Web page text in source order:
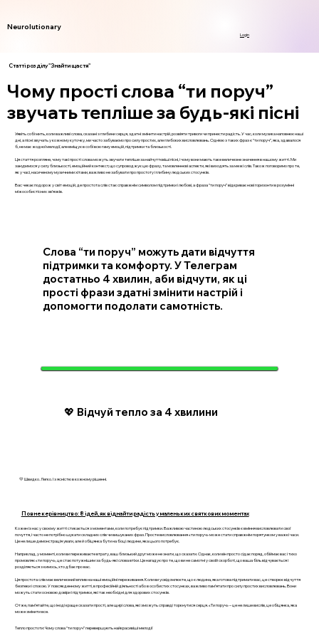
Neurolutionary
Login
Статті розділу "Знайти щастя"
Чому прості слова “ти поруч”
звучать тепліше за будь-які пісні
Уявіть собі мить, коли важливі слова, сказані з глибини серця, здатні змінити настрій, розвіяти тривоги чи принести радість. У час, коли музика наповнює наші
дні, а пісні звучать у кожному куточку, ми часто забуваємо про силу простих, але глибоких висловлювань. Однією з таких фраз є “ти поруч”, яка, здавалося
б, не має жодної мелодії, але вміщує в собі всю гаму емоцій, підтримки та близькості.
Ця стаття розгляне, чому такі прості слова можуть звучати тепліше за найчуттєвіші пісні, і чому вони мають таке величезне значення в нашому житті. Ми
зануримося у силу близькості, емоційний контекст, що супроводжує цю фразу, та мовленнєві аспекти, які виходять за межі слів. Також поговоримо про те,
як у часі, насиченому музичними хітами, важливо не забувати про простоту і глибину людських стосунків.
Вас чекає подорож у світ емоцій, де простота слів стає справжнім символом підтримки і любові, а фраза “ти поруч” відкриває нові горизонти в розумінні
міжособистісних зв’язків.
Слова “ти поруч” можуть дати відчуття
підтримки та комфорту. У Телеграм
достатньо 4 хвилин, аби відчути, як ці
прості фрази здатні змінити настрій і
допомогти подолати самотність.
💖 Відчуй тепло за 4 хвилини
💛 Швидко. Легко. І з ясністю в кожному рішенні.
Повне керівництво: 8 ідей, як віднайти радість у маленьких святкових моментах
Кожен із нас у своєму житті стикається з моментами, коли потребує підтримки. Важливою частиною людських стосунків є вміння висловлювати свої
почуття, і часто не потрібно шукати складних слів чи вишуканих фраз. Просте висловлювання «ти поруч» може стати справжнім порятунком у важкі часи.
Це не лише демонстрація уваги, але й обіцянка бути на боці людини, яка цього потребує.
Наприклад, у моменті, коли ви переживаєте втрату, ваш близький друг може не знати, що сказати. Однак, коли він просто сідає поряд, обіймає вас і тихо
промовляє «ти поруч», це стає потужнішим за будь-які слова втіхи. Це нагадує про те, що ви не самотні у своїй скорботі, що ваша біль відчувається і
розділяється з кимось, хто дбає про вас.
Ця простота слів має величезний вплив на наші емоційні переживання. Коли ви усвідомлюєте, що є людина, яка готова підтримати вас, це створює відчуття
безпеки і спокою. У повсякденному житті, в професійній діяльності або в особистих стосунках, важливо пам’ятати про силу простих висловлювань. Вони
можуть стати основою довіри і підтримки, які так необхідні для здорових стосунків.
Отже, пам’ятайте, що іноді краще сказати прості, але щирі слова, які зможуть справді торкнутися серця. «Ти поруч» – це не лише вислів, це обіцянка, яка
може змінити все.
Тепло простоти: Чому слова “ти поруч” перевершують найкрасивіші мелодії